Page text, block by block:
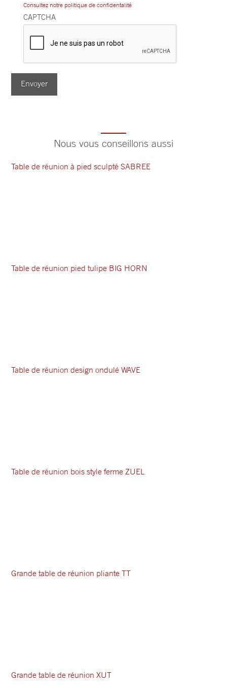
Consultez notre politique de confidentalité
CAPTCHA
Envoyer
Nous vous conseillons aussi
Table de réunion à pied sculpté SABREE
Table de réunion pied tulipe BIG HORN
Table de réunion design ondulé WAVE
Table de réunion bois style ferme ZUEL
Grande table de réunion pliante TT
Grande table de réunion XUT